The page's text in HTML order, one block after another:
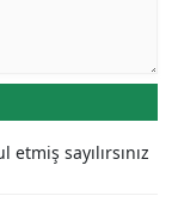
sayılırsınız